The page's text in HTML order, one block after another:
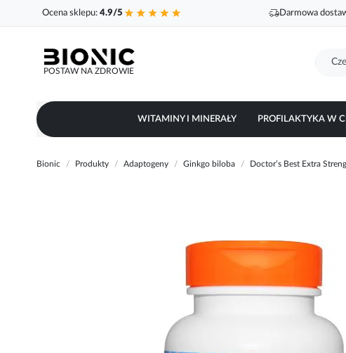
Ocena sklepu: 4.9/5 Darmowa
POSTAW NA ZDROWIE
WITAMINY I MINERAŁY PROFILAKTYKA W
Bionic Produkty Adaptogeny Ginkgo biloba Doctor’s Best Extra